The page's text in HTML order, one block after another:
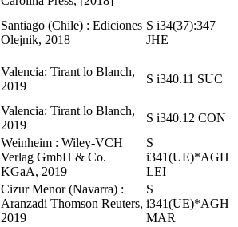
Santiago (Chile) : Ediciones
Olejnik, 2018
S i34(37):347
JHE
Valencia: Tirant lo Blanch,
2019
S i340.11 SUC
Valencia: Tirant lo Blanch,
2019
S i340.12 CON
Weinheim : Wiley-VCH
Verlag GmbH & Co.
KGaA, 2019
S
i341(UE)*AGH
LEI
Cizur Menor (Navarra) :
Aranzadi Thomson Reuters,
2019
S
i341(UE)*AGH
MAR